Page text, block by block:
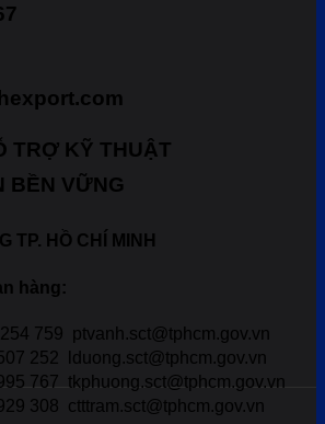
TRỢ KỸ THUẬT
BỀN VỮNG
TP. HỒ CHÍ MINH
hàng:
759 ptvanh.sct@tphcm.gov.vn
252
lduong.sct@tphcm.gov.vn
767 tkphuong.sct@tphcm.gov.vn
308 ctttram.sct@tphcm.gov.vn